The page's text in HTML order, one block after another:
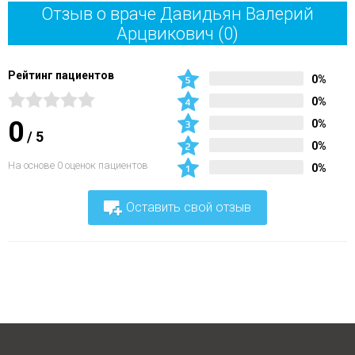
Отзыв о враче Давидьян Валерий
Арцвикович (0)
Рейтинг пациентов
0 / 5
На основе 0 оценок пациентов
0%
0%
0%
0%
0%
Оставить свой отзыв